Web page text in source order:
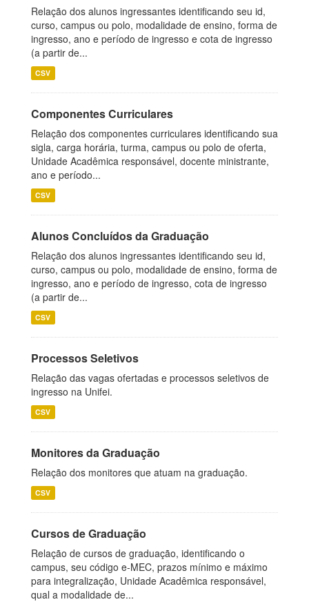
Relação dos alunos ingressantes identificando seu id,
curso, campus ou polo, modalidade de ensino, forma de
ingresso, ano e período de ingresso e cota de ingresso
(a partir de...
CSV
Componentes Curriculares
Relação dos componentes curriculares identificando sua
sigla, carga horária, turma, campus ou polo de oferta,
Unidade Acadêmica responsável, docente ministrante,
ano e período...
CSV
Alunos Concluídos da Graduação
Relação dos alunos ingressantes identificando seu id,
curso, campus ou polo, modalidade de ensino, forma de
ingresso, ano e período de ingresso, cota de ingresso
(a partir de...
CSV
Processos Seletivos
Relação das vagas ofertadas e processos seletivos de
ingresso na Unifei.
CSV
Monitores da Graduação
Relação dos monitores que atuam na graduação.
CSV
Cursos de Graduação
Relação de cursos de graduação, identificando o
campus, seu código e-MEC, prazos mínimo e máximo
para integralização, Unidade Acadêmica responsável,
qual a modalidade de...